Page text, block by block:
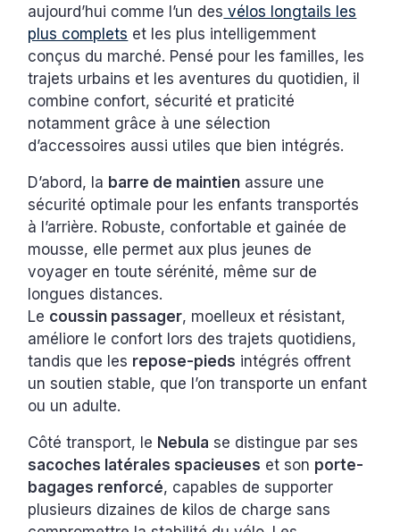
aujourd’hui comme l’un des vélos longtails les
plus complets et les plus intelligemment
conçus du marché. Pensé pour les familles, les
trajets urbains et les aventures du quotidien, il
combine confort, sécurité et praticité
notamment grâce à une sélection
d’accessoires aussi utiles que bien intégrés.
D’abord, la barre de maintien assure une
sécurité optimale pour les enfants transportés
à l’arrière. Robuste, confortable et gainée de
mousse, elle permet aux plus jeunes de
voyager en toute sérénité, même sur de
longues distances.
Le coussin passager, moelleux et résistant,
améliore le confort lors des trajets quotidiens,
tandis que les repose-pieds intégrés offrent
un soutien stable, que l’on transporte un enfant
ou un adulte.
Côté transport, le Nebula se distingue par ses
sacoches latérales spacieuses et son porte-
bagages renforcé, capables de supporter
plusieurs dizaines de kilos de charge sans